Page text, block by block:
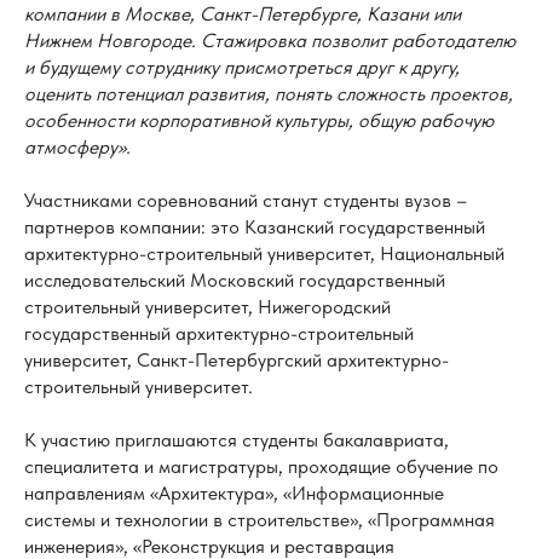
компании в Москве, Санкт-Петербурге, Казани или
Нижнем Новгороде. Стажировка позволит работодателю
и будущему сотруднику присмотреться друг к другу,
оценить потенциал развития, понять сложность проектов,
особенности корпоративной культуры, общую рабочую
атмосферу».
Участниками соревнований станут студенты вузов –
партнеров компании: это Казанский государственный
архитектурно-строительный университет, Национальный
исследовательский Московский государственный
строительный университет, Нижегородский
государственный архитектурно-строительный
университет, Санкт-Петербургский архитектурно-
строительный университет.
К участию приглашаются студенты бакалавриата,
специалитета и магистратуры, проходящие обучение по
направлениям «Архитектура», «Информационные
системы и технологии в строительстве», «Программная
инженерия», «Реконструкция и реставрация